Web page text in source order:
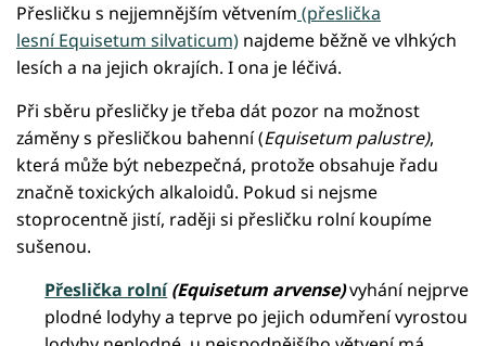
Přesličku s nejjemnějším větvením (přeslička
lesní Equisetum silvaticum) najdeme běžně ve vlhkých
lesích a na jejich okrajích. I ona je léčivá.
Při sběru přesličky je třeba dát pozor na možnost
záměny s přesličkou bahenní (Equisetum palustre),
která může být nebezpečná, protože obsahuje řadu
značně toxických alkaloidů. Pokud si nejsme
stoprocentně jistí, raději si přesličku rolní koupíme
sušenou.
Přeslička rolní (Equisetum arvense)vyhání nejprve
plodné lodyhy a teprve po jejich odumření vyrostou